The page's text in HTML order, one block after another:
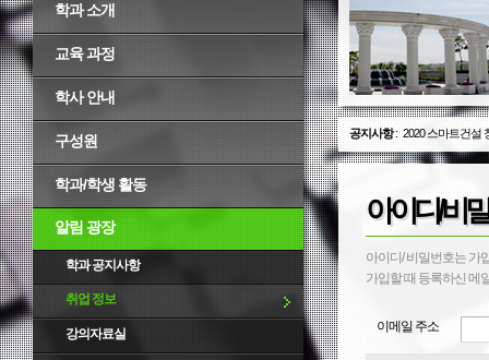
학과 소개
교육 과정
학사 안내
구성원
학과/학생 활동
알림 광장
학과 공지사항
취업 정보
강의자료실
공지사항: 2020 스마트건설
아이디/비
아이디/ 비밀번호는 가
가입할 때 등록하신 메
이메일 주소